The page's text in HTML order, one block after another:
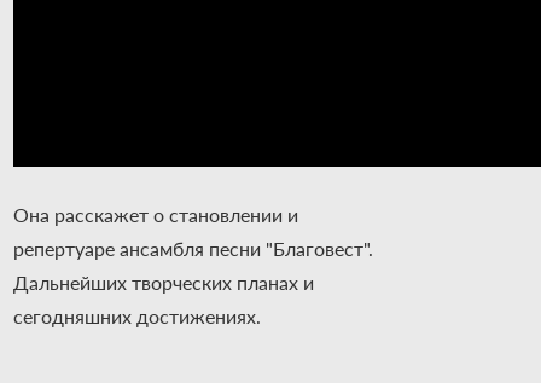
Она расскажет о становлении и
репертуаре ансамбля песни "Благовест".
Дальнейших творческих планах и
сегодняшних достижениях.